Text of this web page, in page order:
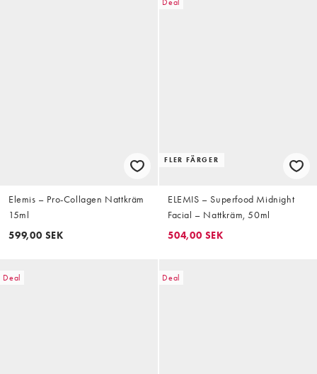
Elemis – Pro-Collagen Nattkräm
15ml
599,00 SEK
FLER FÄRGER
ELEMIS – Superfood Midnight
Facial – Nattkräm, 50ml
504,00 SEK
Deal Deal